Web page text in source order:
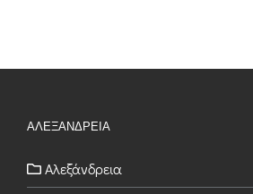
ΑΛΕΞΑΝΔΡΕΙΑ
Αλεξάνδρεια